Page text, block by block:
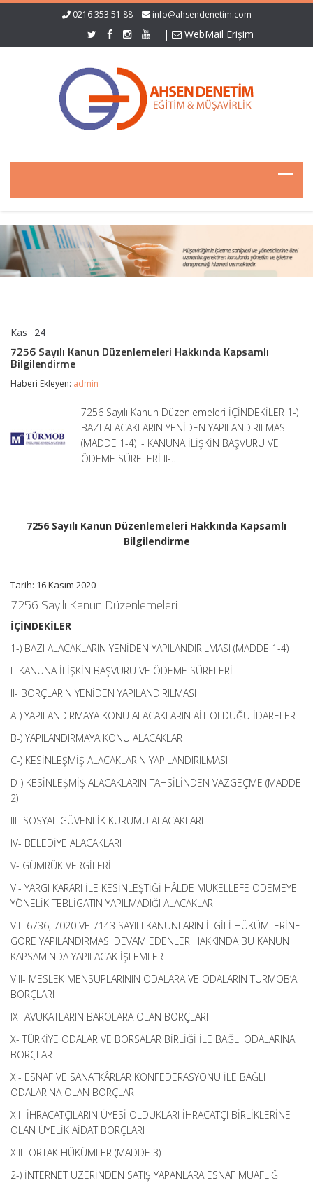
0216 353 51 88 info@ahsendenetim.com
| WebMail Erişim
Kas 24
Kanun
Düzenlemeleri
Hakkında
7256 Sayılı Kanun Düzenlemeleri Hakkında Kapsamlı
Bilgilendirme
Haberi Ekleyen: admin
7256 Sayılı Kanun Düzenlemeleri İÇİNDEKİLER 1-)
BAZI ALACAKLARIN YENİDEN YAPILANDIRILMASI
(MADDE 1-4) I- KANUNA İLİŞKİN BAŞVURU VE
ÖDEME SÜRELERİ II-…
7256 Sayılı Kanun Düzenlemeleri Hakkında Kapsamlı
Bilgilendirme
Tarih: 16 Kasım 2020
7256 Sayılı Kanun Düzenlemeleri
İÇİNDEKİLER
1-) BAZI ALACAKLARIN YENİDEN YAPILANDIRILMASI (MADDE 1-4)
I- KANUNA İLİŞKİN BAŞVURU VE ÖDEME SÜRELERİ
II- BORÇLARIN YENİDEN YAPILANDIRILMASI
A-) YAPILANDIRMAYA KONU ALACAKLARIN AİT OLDUĞU İDARELER
B-) YAPILANDIRMAYA KONU ALACAKLAR
C-) KESİNLEŞMİŞ ALACAKLARIN YAPILANDIRILMASI
D-) KESİNLEŞMİŞ ALACAKLARIN TAHSİLİNDEN VAZGEÇME (MADDE
2)
III- SOSYAL GÜVENLİK KURUMU ALACAKLARI
IV- BELEDİYE ALACAKLARI
V- GÜMRÜK VERGİLERİ
VI- YARGI KARARI İLE KESİNLEŞTİĞİ HÂLDE MÜKELLEFE ÖDEMEYE
YÖNELİK TEBLİGATIN YAPILMADIĞI ALACAKLAR
VII- 6736, 7020 VE 7143 SAYILI KANUNLARIN İLGİLİ HÜKÜMLERİNE
GÖRE YAPILANDIRMASI DEVAM EDENLER HAKKINDA BU KANUN
KAPSAMINDA YAPILACAK İŞLEMLER
VIII- MESLEK MENSUPLARININ ODALARA VE ODALARIN TÜRMOB’A
BORÇLARI
IX- AVUKATLARIN BAROLARA OLAN BORÇLARI
X- TÜRKİYE ODALAR VE BORSALAR BİRLİĞİ İLE BAĞLI ODALARINA
BORÇLAR
XI- ESNAF VE SANATKÂRLAR KONFEDERASYONU İLE BAĞLI
ODALARINA OLAN BORÇLAR
XII- İHRACATÇILARIN ÜYESİ OLDUKLARI İHRACATÇI BİRLİKLERİNE
OLAN ÜYELİK AİDAT BORÇLARI
XIII- ORTAK HÜKÜMLER (MADDE 3)
2-) İNTERNET ÜZERİNDEN SATIŞ YAPANLARA ESNAF MUAFLIĞI